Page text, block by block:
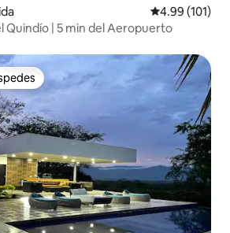
Calificación
4.99 (101)
Quindío | 5 min del Aeropuerto